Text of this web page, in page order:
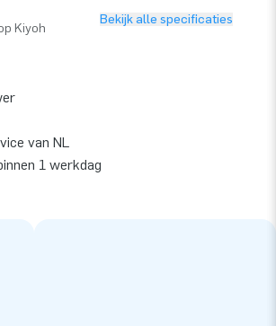
Kiyoh
Bekijk alle specificaties
van NL
1 werkdag